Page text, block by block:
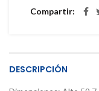
Compartir
DESCRIPCIÓN